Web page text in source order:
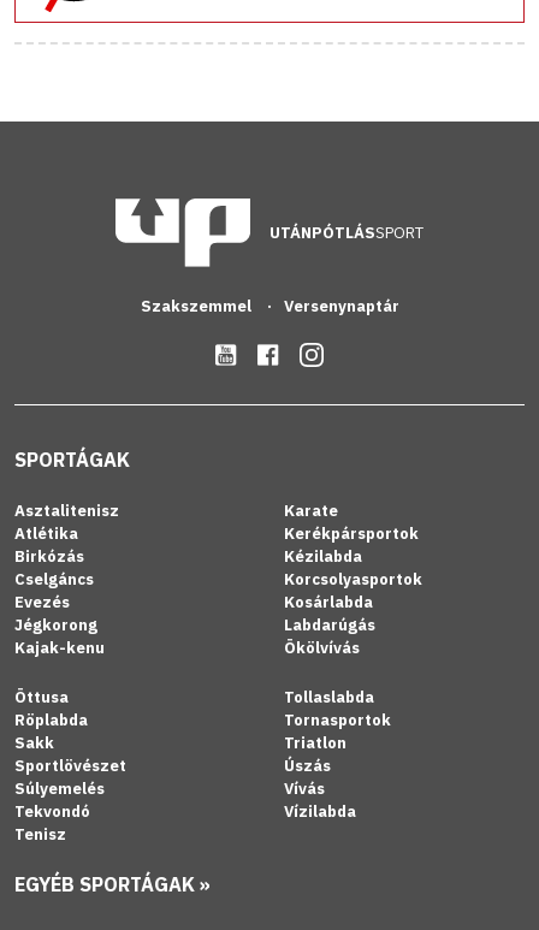
UTÁNPÓTLÁSSPORT
Szakszemmel Versenynaptár
SPORTÁGAK
Asztalitenisz
Atlétika
Birkózás
Cselgáncs
Evezés
Jégkorong
Kajak-kenu
Karate
Kerékpársportok
Kézilabda
Korcsolyasportok
Kosárlabda
Labdarúgás
Ökölvívás
Öttusa
Röplabda
Sakk
Sportlövészet
Súlyemelés
Tekvondó
Tenisz
Tollaslabda
Tornasportok
Triatlon
Úszás
Vívás
Vízilabda
EGYÉB SPORTÁGAK »